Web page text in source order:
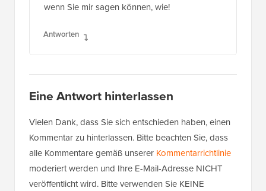
wenn Sie mir sagen können, wie!
Antworten
Eine Antwort hinterlassen
Vielen Dank, dass Sie sich entschieden haben, einen
Kommentar zu hinterlassen. Bitte beachten Sie, dass
alle Kommentare gemäß unserer Kommentarrichtlinie
moderiert werden und Ihre E-Mail-Adresse NICHT
veröffentlicht wird. Bitte verwenden Sie KEINE